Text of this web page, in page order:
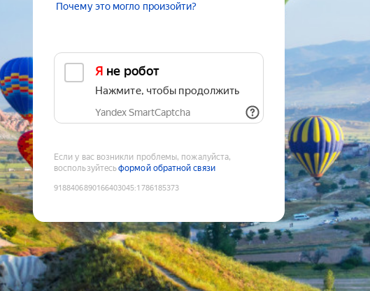
Почему это могло произойти?
Я не робот
Нажмите, чтобы продолжить
Yandex SmartCaptcha
Если у вас возникли проблемы, пожалуйста,
воспользуйтесьформой обратной связи
9188406890166403045:1786185373